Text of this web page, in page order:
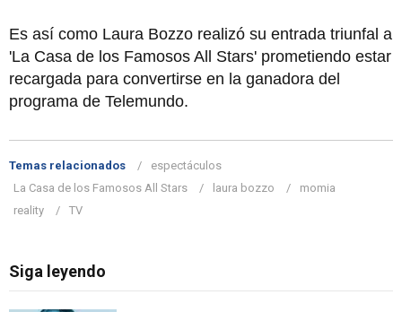
Es así como Laura Bozzo realizó su entrada triunfal a
'La Casa de los Famosos All Stars' prometiendo estar
recargada para convertirse en la ganadora del
programa de Telemundo.
Temas relacionados
espectáculos
La Casa de los Famosos All Stars
laura bozzo
momia
reality
TV
Siga leyendo